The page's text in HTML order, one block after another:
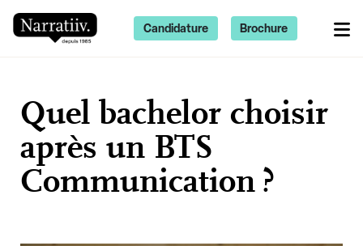
Quel bachelor choisir
après un BTS
Communication ?
Candidature Brochure